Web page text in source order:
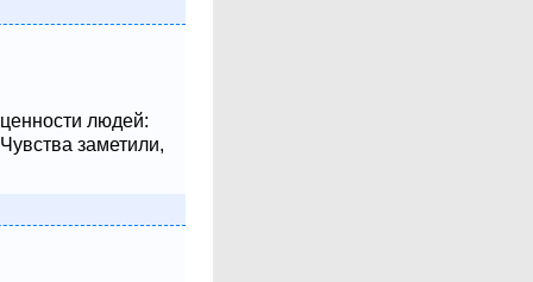
людей:
заметили,